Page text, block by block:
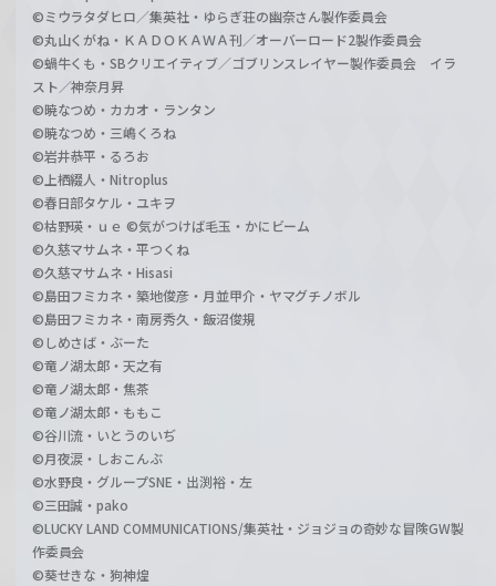
©ミウラタダヒロ／集英社・ゆらぎ荘の幽奈さん製作委員会
©丸山くがね・ＫＡＤＯＫＡＷＡ刊／オーバーロード2製作委員会
©蝸牛くも・SBクリエイティブ／ゴブリンスレイヤー製作委員会 イラ
スト／神奈月昇
©暁なつめ・カカオ・ランタン
©暁なつめ・三嶋くろね
©岩井恭平・るろお
©上栖綴人・Nitroplus
©春日部タケル・ユキヲ
©枯野瑛・ｕｅ ©気がつけば毛玉・かにビーム
©久慈マサムネ・平つくね
©久慈マサムネ・Hisasi
©島田フミカネ・築地俊彦・月並甲介・ヤマグチノボル
©島田フミカネ・南房秀久・飯沼俊規
©しめさば・ぶーた
©竜ノ湖太郎・天之有
©竜ノ湖太郎・焦茶
©竜ノ湖太郎・ももこ
©谷川流・いとうのいぢ
©月夜涙・しおこんぶ
©水野良・グループSNE・出渕裕・左
©三田誠・pako
©LUCKY LAND COMMUNICATIONS/集英社・ジョジョの奇妙な冒険GW製
作委員会
©葵せきな・狗神煌